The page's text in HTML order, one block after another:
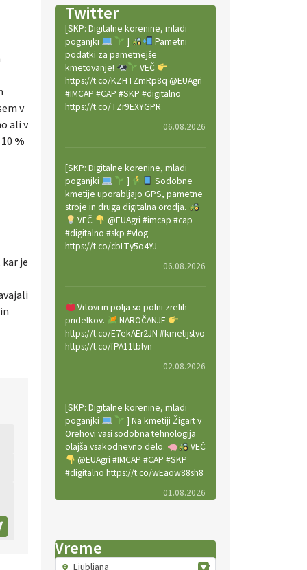
v
ali v
%
je
Twitter
[SKP: Digitalne korenine, mladi
poganjki
]
Pametni
podatki za pametnejše
kmetovanje!
VEČ
https://t.co/KZHTZmRp8q @EUAgri
#IMCAP #CAP #SKP #digitalno
https://t.co/TZr9EXYGPR
06.08.2026
[SKP: Digitalne korenine, mladi
poganjki
]
Sodobne
kmetije uporabljajo GPS, pametne
stroje in druga digitalna orodja.
VEČ
@EUAgri #imcap #cap
#digitalno #skp #vlog
https://t.co/cbLTy5o4YJ
06.08.2026
Vrtovi in polja so polni zrelih
pridelkov.
NAROČANJE
https://t.co/E7ekAEr2JN #kmetijstvo
https://t.co/fPA11tblvn
02.08.2026
[SKP: Digitalne korenine, mladi
poganjki
] Na kmetiji Žigart v
Orehovi vasi sodobna tehnologija
olajša vsakodnevno delo.
VEČ
@EUAgri #IMCAP #CAP #SKP
#digitalno https://t.co/wEaow88sh8
01.08.2026
ekološko vinsko posestvo Fedora
na Krasu.
VEČ
Vreme
Ljubljana